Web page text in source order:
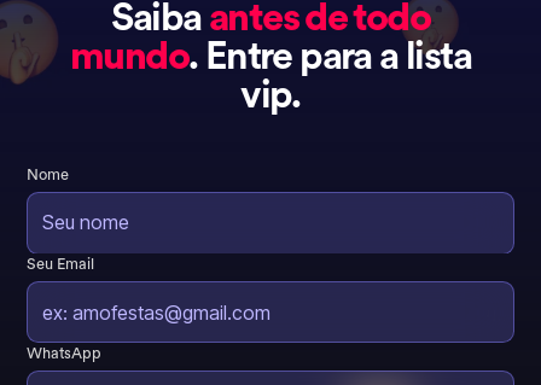
Saiba antes de todo
mundo. Entre para a lista
vip.
Nome
Seu Email
WhatsApp